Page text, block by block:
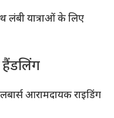
यात्राओं के लिए
आरामदायक राइडिंग